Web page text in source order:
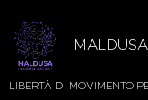
MALDUSA
LIBERTÀ DI MOVIMENTO